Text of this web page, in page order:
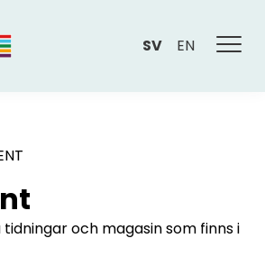
SV EN
och magasin som finns i